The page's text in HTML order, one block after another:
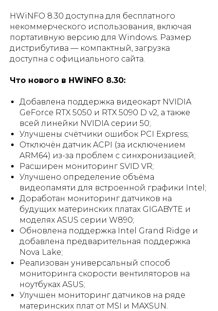
HWiNFO 8.30 доступна для бесплатного
некоммерческого использования, включая
портативную версию для Windows. Размер
дистрибутива — компактный, загрузка
доступна с официального сайта.
Что нового в HWiNFO 8.30:
Добавлена поддержка видеокарт NVIDIA
GeForce RTX 5050 и RTX 5090 D v2, а также
всей линейки NVIDIA серии 50;
Улучшены счётчики ошибок PCI Express;
Отключён датчик ACPI (за исключением
ARM64) из-за проблем с синхронизацией;
Расширен мониторинг SVID VR;
Улучшено определение объёма
видеопамяти для встроенной графики Intel;
Доработан мониторинг датчиков на
будущих материнских платах GIGABYTE и
моделях ASUS серии W890;
Обновлена поддержка Intel Grand Ridge и
добавлена предварительная поддержка
Nova Lake;
Реализован универсальный способ
мониторинга скорости вентиляторов на
ноутбуках ASUS;
Улучшен мониторинг датчиков на ряде
материнских плат от MSI и MAXSUN.